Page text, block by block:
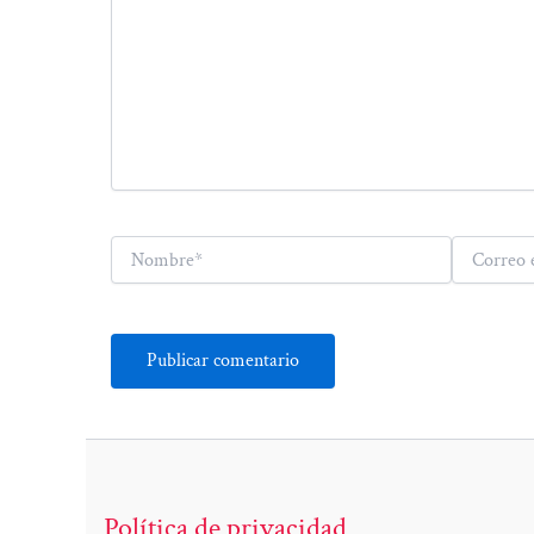
Nombre*
Correo
electrónico*